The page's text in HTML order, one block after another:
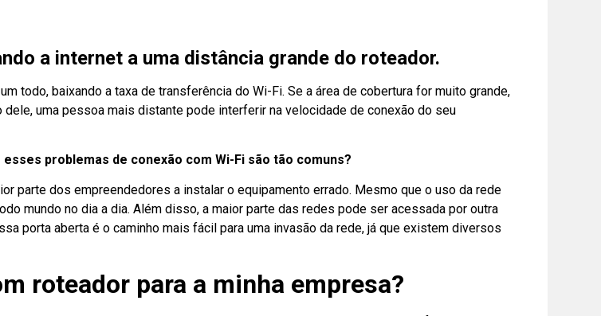
a internet a uma distância grande do roteador.
todo, baixando a taxa de transferência do Wi-Fi. Se a área de cobertura for muito grande,
uma pessoa mais distante pode interferir na velocidade de conexão do seu
esses problemas de conexão com Wi-Fi são tão comuns?
parte dos empreendedores a instalar o equipamento errado. Mesmo que o uso da rede
mundo no dia a dia. Além disso, a maior parte das redes pode ser acessada por outra
porta aberta é o caminho mais fácil para uma invasão da rede, já que existem diversos
roteador para a minha empresa?